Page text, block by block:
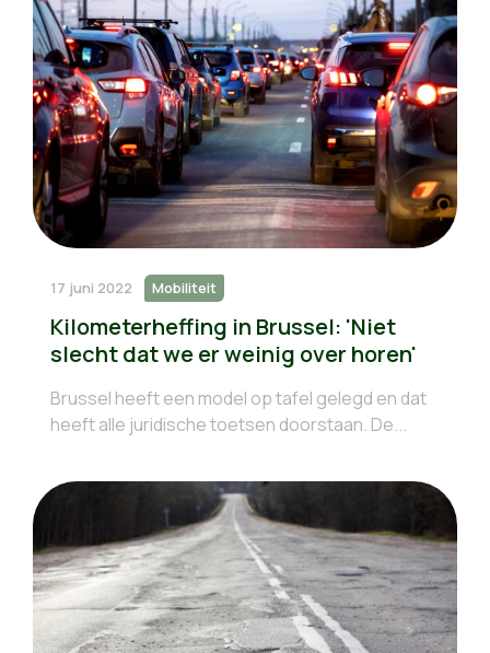
17 juni 2022 Mobiliteit
Kilometerheffing in Brussel: 'Niet
slecht dat we er weinig over horen'
Brussel heeft een model op tafel gelegd en dat
heeft alle juridische toetsen doorstaan. De...